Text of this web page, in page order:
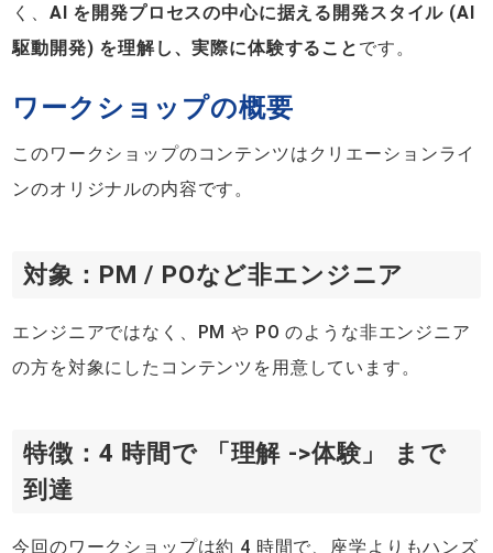
く、 AI を開発プロセスの中心に据える開発スタイル (AI
駆動開発) を理解し、実際に体験すること です。
ワークショップの概要
このワークショップのコンテンツはクリエーションライ
ンのオリジナルの内容です。
対象：PM / POなど非エンジニア
エンジニアではなく、PM や PO のような非エンジニア
の方を対象にしたコンテンツを用意しています。
特徴：4 時間で 「理解 ->体験」 まで
到達
今回のワークショップは約 4 時間で、座学よりもハンズ